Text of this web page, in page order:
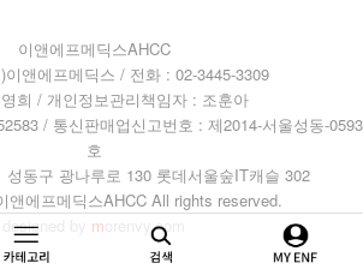
이앤에프메딕스AHCC
이앤에프메딕스 / 전화 : 02-3445-3309
희 / 개인정보관리책임자 : 조훈아
/ 통신판매업신고번호 : 제2014-서울성동-0593
호
성동구 광나루로 130 롯데서울숲IT캐슬 302
앤에프메딕스AHCC All rights reserved.
designed by m orenvy.com